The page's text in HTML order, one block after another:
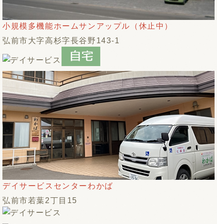
小規模多機能ホームサンアップル（休止中）
弘前市大字高杉字長谷野143-1
デイサービスセンターわかば
弘前市若葉2丁目15